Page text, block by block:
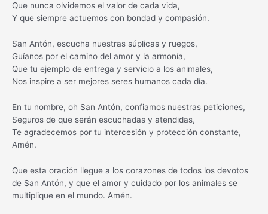
Que nunca olvidemos el valor de cada vida,
Y que siempre actuemos con bondad y compasión.
San Antón, escucha nuestras súplicas y ruegos,
Guíanos por el camino del amor y la armonía,
Que tu ejemplo de entrega y servicio a los animales,
Nos inspire a ser mejores seres humanos cada día.
En tu nombre, oh San Antón, confiamos nuestras peticiones,
Seguros de que serán escuchadas y atendidas,
Te agradecemos por tu intercesión y protección constante,
Amén.
Que esta oración llegue a los corazones de todos los devotos
de San Antón, y que el amor y cuidado por los animales se
multiplique en el mundo. Amén.